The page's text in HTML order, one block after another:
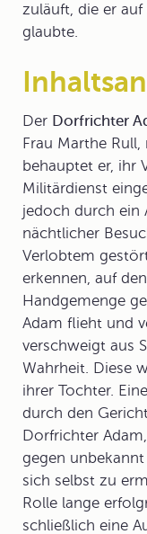
zuläuft, die er
glaubte.
Der Dorfrichter
Frau Marthe
behauptet er, ihr
Militärdienst
jedoch durch ein
nächtlicher
Verlobtem
erkennen, auf
Handgemenge
Adam flieht und
verschweigt aus
Wahrheit. Diese
ihrer Tochter.
durch den
Dorfrichter
gegen
sich selbst zu
Rolle lange
schließlich eine